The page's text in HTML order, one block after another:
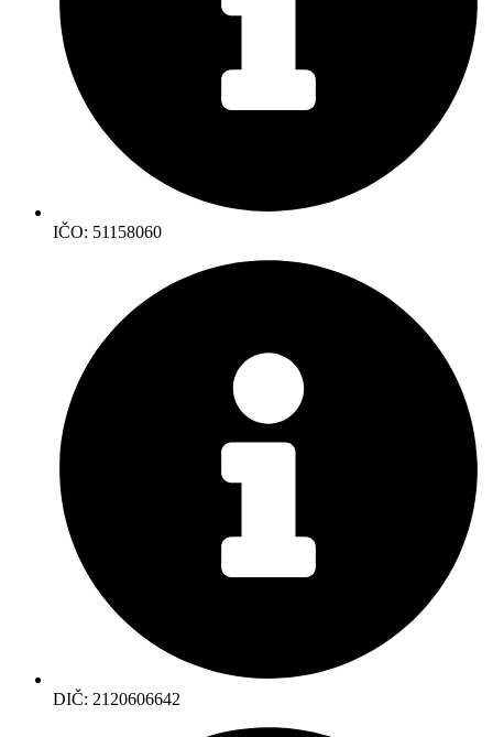
IČO: 51158060
DIČ: 2120606642